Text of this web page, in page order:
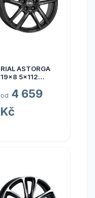
RIAL ASTORGA
19x8 5x112
od 4 659
Kč